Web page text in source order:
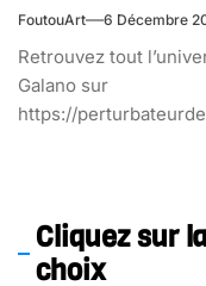
FoutouArt 6 Décembre
Retrouvez tout
Galano sur
https://
Cliquez sur
choix